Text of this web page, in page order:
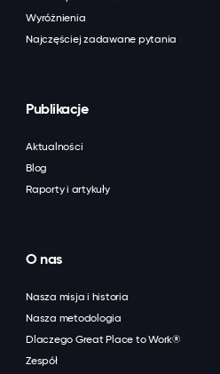
Wyróżnienia
Najczęściej zadawane pytania
Publikacje
Aktualności
Blog
Raporty i artykuły
O nas
Nasza misja i historia
Nasza metodologia
Dlaczego Great Place to Work®
Zespół